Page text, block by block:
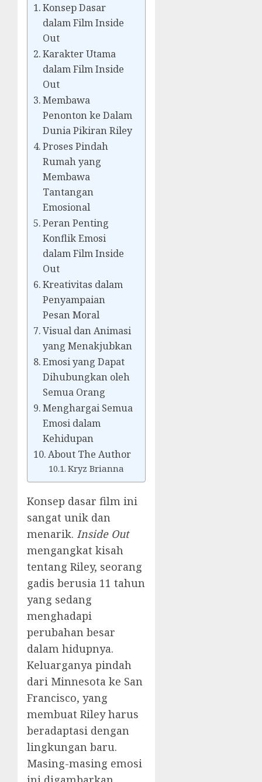
Konsep Dasar
dalam Film Inside
Out
Karakter Utama
dalam Film Inside
Out
Membawa
Penonton ke Dalam
Dunia Pikiran Riley
Proses Pindah
Rumah yang
Membawa
Tantangan
Emosional
Peran Penting
Konflik Emosi
dalam Film Inside
Out
Kreativitas dalam
Penyampaian
Pesan Moral
Visual dan Animasi
yang Menakjubkan
Emosi yang Dapat
Dihubungkan oleh
Semua Orang
Menghargai Semua
Emosi dalam
Kehidupan
About The Author
Kryz Brianna
Konsep dasar film ini
sangat unik dan
menarik. Inside Out
mengangkat kisah
tentang Riley, seorang
gadis berusia 11 tahun
yang sedang
menghadapi
perubahan besar
dalam hidupnya.
Keluarganya pindah
dari Minnesota ke San
Francisco, yang
membuat Riley harus
beradaptasi dengan
lingkungan baru.
Masing-masing emosi